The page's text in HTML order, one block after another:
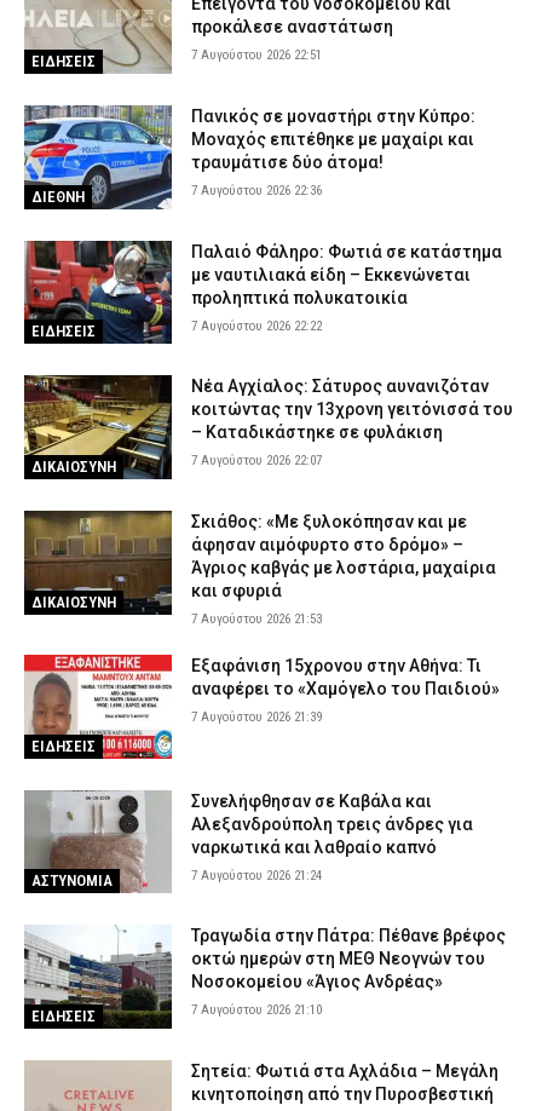
ΕΙΔΗΣΕΙΣ
Επείγοντα του νοσοκομείου και
προκάλεσε αναστάτωση
7 Αυγούστου 2026 22:51
ΔΙΕΘΝΗ
Πανικός σε μοναστήρι στην Κύπρο:
Μοναχός επιτέθηκε με μαχαίρι και
τραυμάτισε δύο άτομα!
7 Αυγούστου 2026 22:36
ΕΙΔΗΣΕΙΣ
Παλαιό Φάληρο: Φωτιά σε κατάστημα
με ναυτιλιακά είδη – Εκκενώνεται
προληπτικά πολυκατοικία
7 Αυγούστου 2026 22:22
ΔΙΚΑΙΟΣΥΝΗ
Νέα Αγχίαλος: Σάτυρος αυνανιζόταν
κοιτώντας την 13χρονη γειτόνισσά του
– Καταδικάστηκε σε φυλάκιση
7 Αυγούστου 2026 22:07
ΔΙΚΑΙΟΣΥΝΗ
Σκιάθος: «Με ξυλοκόπησαν και με
άφησαν αιμόφυρτο στο δρόμο» –
Άγριος καβγάς με λοστάρια, μαχαίρια
και σφυριά
7 Αυγούστου 2026 21:53
ΕΙΔΗΣΕΙΣ
Εξαφάνιση 15χρονου στην Αθήνα: Τι
αναφέρει το «Χαμόγελο του Παιδιού»
7 Αυγούστου 2026 21:39
ΑΣΤΥΝΟΜΙΑ
Συνελήφθησαν σε Καβάλα και
Αλεξανδρούπολη τρεις άνδρες για
ναρκωτικά και λαθραίο καπνό
7 Αυγούστου 2026 21:24
ΕΙΔΗΣΕΙΣ
Τραγωδία στην Πάτρα: Πέθανε βρέφος
οκτώ ημερών στη ΜΕΘ Νεογνών του
Νοσοκομείου «Άγιος Ανδρέας»
7 Αυγούστου 2026 21:10
Σητεία: Φωτιά στα Αχλάδια – Μεγάλη
κινητοποίηση από την Πυροσβεστική